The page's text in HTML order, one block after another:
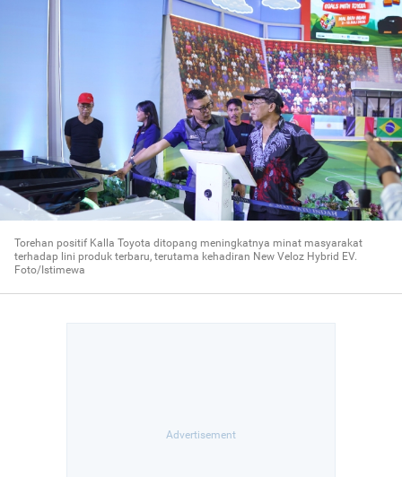
Torehan positif Kalla Toyota ditopang meningkatnya minat masyarakat
terhadap lini produk terbaru, terutama kehadiran New Veloz Hybrid EV.
Foto/Istimewa